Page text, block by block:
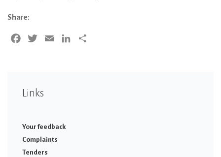
Share:
Facebook
Twitter Email LinkedIn
Links
Your feedback
Complaints
Tenders